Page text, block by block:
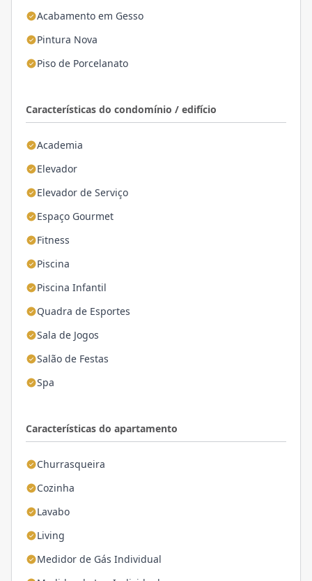
Acabamento em Gesso
Pintura Nova
Piso de Porcelanato
Características do condomínio / edifício
Academia
Elevador
Elevador de Serviço
Espaço Gourmet
Fitness
Piscina
Piscina Infantil
Quadra de Esportes
Sala de Jogos
Salão de Festas
Spa
Características do apartamento
Churrasqueira
Cozinha
Lavabo
Living
Medidor de Gás Individual